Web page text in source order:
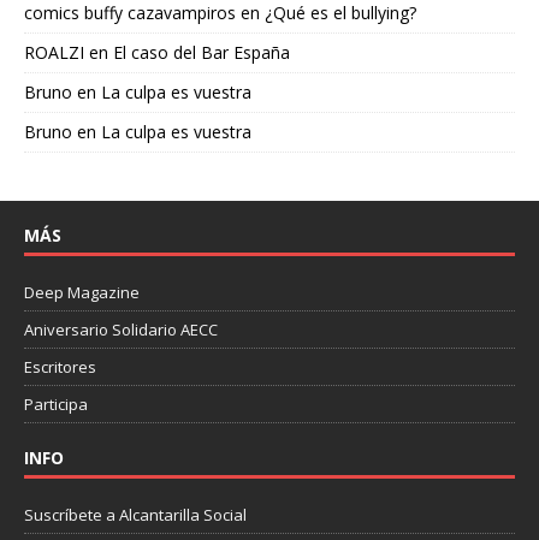
comics buffy cazavampiros en ¿Qué es el bullying?
ROALZI en El caso del Bar España
Bruno en La culpa es vuestra
Bruno en La culpa es vuestra
MÁS
Deep Magazine
Aniversario Solidario AECC
Escritores
Participa
INFO
Suscríbete a Alcantarilla Social